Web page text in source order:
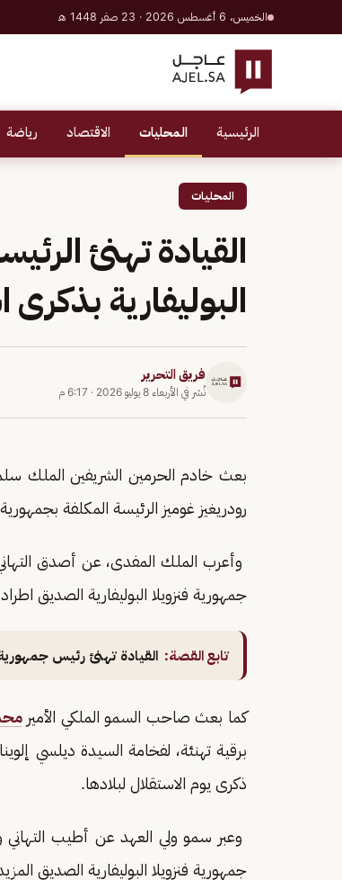
الخميس، 6 أغسطس 2026 · 23 صفر 1448 هـ
الرئيسية المحليات الاقتصاد رياضة
المحليات
القيادة تهنئ
البوليفارية بذكرى
فريق التحرير
نُشر في الأربعاء 8 يوليو 2026 · 6:17 م
بعث خادم الحرمين الشريفين الملك
رودريغيز غوميز الرئيسة المكلفة
وأعرب الملك المفدى، عن أصدق
جمهورية فنزويلا البوليفارية الصديق
تابع القصة: القيادة تهنئ رئيس جمهورية
كما بعث صاحب السمو الملكي الأمير
برقية تهنئة، لفخامة السيدة ديلسي
ذكرى يوم الاستقلال لبلادها.
وعبر سمو ولي العهد عن أطيب
جمهورية فنزويلا البوليفارية الصديق